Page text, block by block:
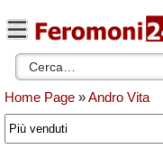
Home Page »Andro Vita